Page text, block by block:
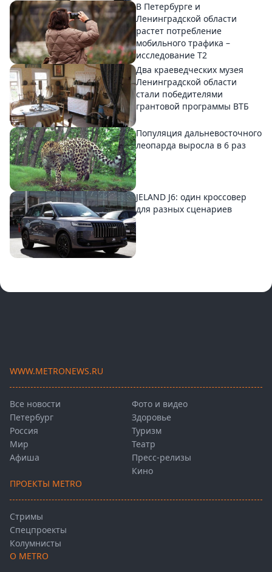
В Петербурге и
Ленинградской области
растет потребление
мобильного трафика –
исследование T2
Два краеведческих музея
Ленинградской области
стали победителями
грантовой программы ВТБ
Популяция дальневосточного
леопарда выросла в 6 раз
JELAND J6: один кроссовер
для разных сценариев
WWW.METRONEWS.RU
Все новости
Петербург
Россия
Мир
Афиша
Фото и видео
Здоровье
Туризм
Театр
Пресс-релизы
Кино
ПРОЕКТЫ METRO
Стримы
Спецпроекты
Колумнисты
О METRO